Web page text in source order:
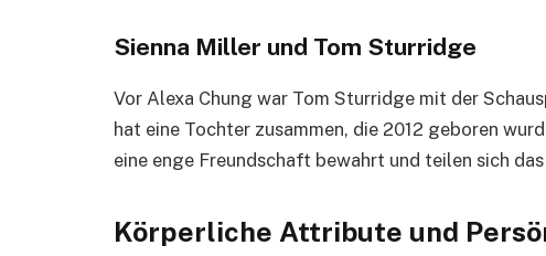
Sienna Miller und Tom Sturridge
Vor Alexa Chung war Tom Sturridge mit der
hat eine Tochter zusammen, die 2012 geboren
eine enge Freundschaft bewahrt und teilen sich
Körperliche Attribute und